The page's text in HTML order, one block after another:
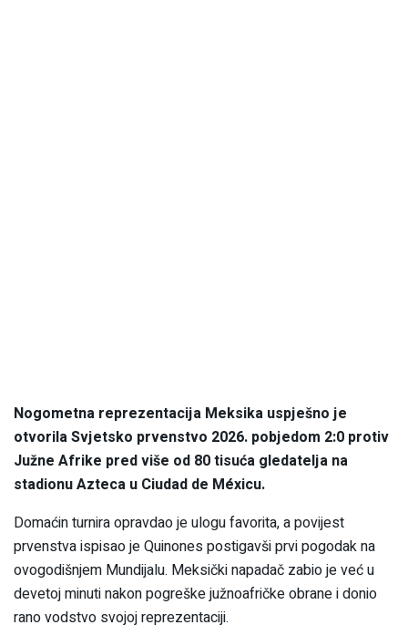
Nogometna reprezentacija Meksika uspješno je
otvorila Svjetsko prvenstvo 2026. pobjedom 2:0 protiv
Južne Afrike pred više od 80 tisuća gledatelja na
stadionu Azteca u Ciudad de Méxicu.
Domaćin turnira opravdao je ulogu favorita, a povijest
prvenstva ispisao je Quinones postigavši prvi pogodak na
ovogodišnjem Mundijalu. Meksički napadač zabio je već u
devetoj minuti nakon pogreške južnoafričke obrane i donio
rano vodstvo svojoj reprezentaciji.